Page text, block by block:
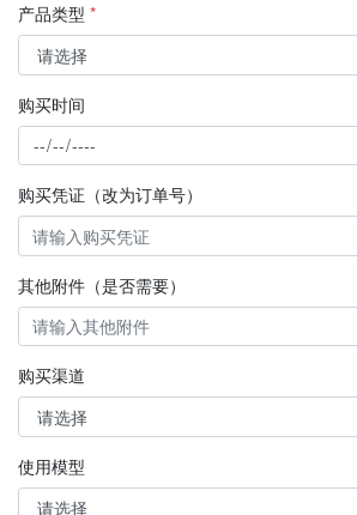
产品类型 *
购买时间
购买凭证（改为订单号）
其他附件（是否需要）
购买渠道
使用模型